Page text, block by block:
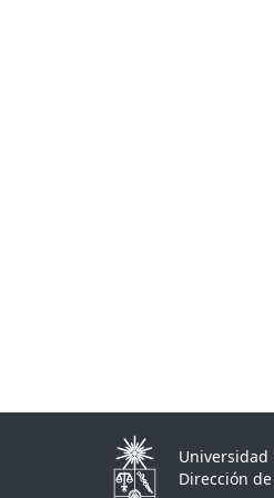
Universidad
Dirección